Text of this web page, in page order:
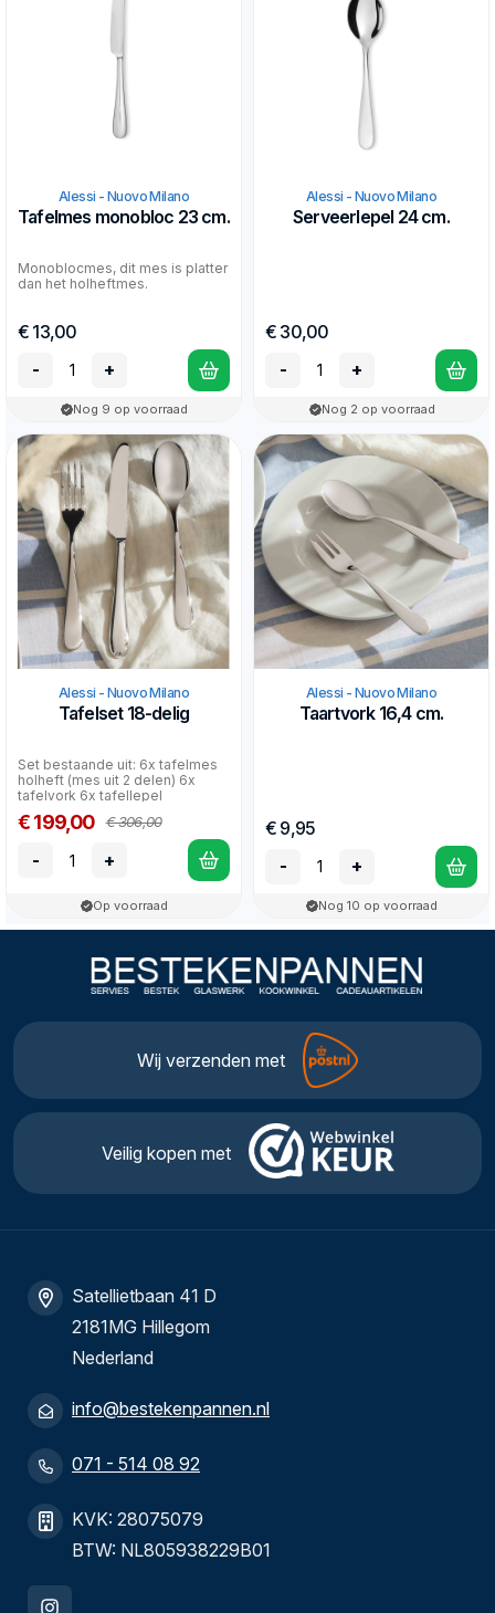
Alessi - Nuovo Milano
Tafelmes monobloc 23 cm.
Monoblocmes, dit mes is platter
dan het holheftmes.
€ 13,00
-
+
Nog 9 op voorraad
Alessi - Nuovo Milano
Serveerlepel 24 cm.
€ 30,00
-
+
Nog 2 op voorraad
Alessi - Nuovo Milano
Tafelset 18-delig
Set bestaande uit: 6x tafelmes
holheft (mes uit 2 delen) 6x
tafelvork 6x tafellepel
€ 199,00 € 306,00
- +
Op voorraad
Alessi - Nuovo Milano
Taartvork 16,4 cm.
€ 9,95
-
+
Nog 10 op voorraad
Wij verzenden met
Veilig kopen met
Satellietbaan 41 D
2181MG Hillegom
Nederland
info@bestekenpannen.nl
071 - 514 08 92
KVK: 28075079
BTW: NL805938229B01